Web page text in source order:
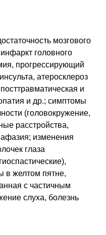
мозгового
головного
прогрессирующий
атеросклероз
и
и др.; симптомы
(головокружение,
расстройства,
изменения
глаза
в желтом пятне,
с частичным
слуха, болезнь